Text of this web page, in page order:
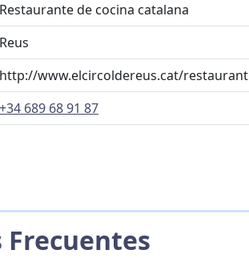
Restaurante de cocina catalana
Reus
http://www.elcircoldereus.cat/restaurant
+34 689 68 91 87
Frecuentes